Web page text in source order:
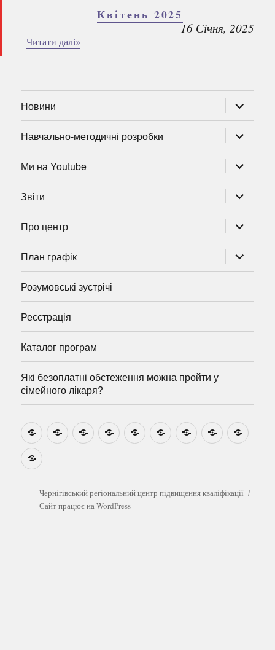
Квітень 2025
16 Січня, 2025
Читати далі»
Новини
підменю
Навчально-методичні розробки
підменю
Ми на Youtube
підменю
Звіти
підменю
Про центр
підменю
План графік
підменю
Розумовські зустрічі
Реєстрація
Каталог програм
Які безоплатні обстеження можна пройти у
сімейного лікаря?
НовиниНавчально-
методичні
Ми
на
Звіти Про
центр
План
графік
Розумовські
зустрічі
Реєстрація
Які
безоплатні
можна
пройти
у
Чернігівський регіональний центр підвищення кваліфікації
Сайт працює на WordPress